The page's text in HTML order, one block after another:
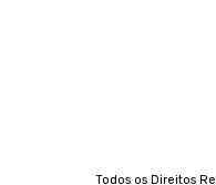
Todos os Direitos